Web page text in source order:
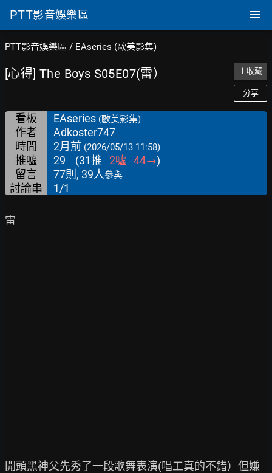
PTT影音娛樂區
PTT影音娛樂區 / EAseries (歐美影集)
[心得] The Boys S05E07(雷） ＋收藏
分享
看板 EAseries (歐美影集)
作者
Adkoster747
時間
2月前 (2026/05/13 11:58)
推噓 29 (31推 2噓 44→)
留言
77則, 39人參與
討論串 1/1
雷
開頭黑神父先秀了一段歌舞表演(唱工真的不錯）但嫌